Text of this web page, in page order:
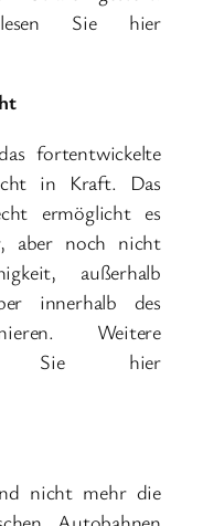
Sie hier
fortentwickelte
in Kraft. Das
ermöglicht es
aber noch nicht
außerhalb
innerhalb des
Weitere
Sie hier
nicht mehr die